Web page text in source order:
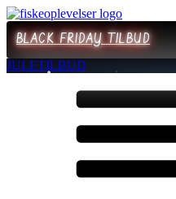
BLACK FRIDAY TILBUD
JULETILBUD